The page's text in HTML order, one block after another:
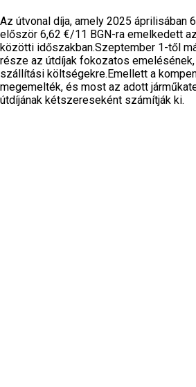
Az útvonal díja, amely 2025 áprilisában
először 6,62 €/11 BGN-ra emelkedett
közötti időszakban.Szeptember 1-től
része az útdíjak fokozatos
szállítási költségekre.Emellett a
megemelték, és most az adott
útdíjának kétszereseként számítják ki.